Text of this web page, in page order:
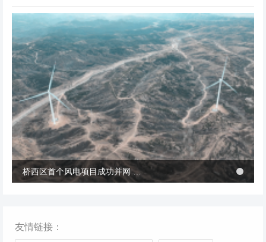
桥西区首个风电项目成功并网 助力绿电转型与乡村共富
冬季张北风景 桥西区首个风电项目成功并网 助力绿电转型与乡村共富
友情链接：